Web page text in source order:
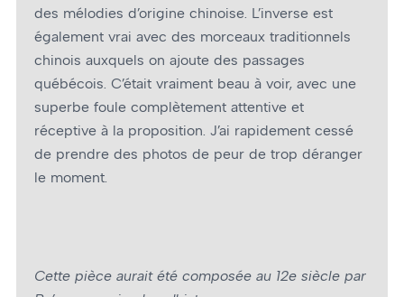
des mélodies d’origine chinoise. L’inverse est
également vrai avec des morceaux traditionnels
chinois auxquels on ajoute des passages
québécois. C’était vraiment beau à voir, avec une
superbe foule complètement attentive et
réceptive à la proposition. J’ai rapidement cessé
de prendre des photos de peur de trop déranger
le moment.
Cette pièce aurait été composée au 12e siècle par